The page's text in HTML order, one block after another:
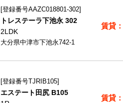
登録番号AAZC018801-302
トレステーラ下池永 302
2LDK
大分県中津市下池永742-1
登録番号TJRIB105
エステート田尻 B105